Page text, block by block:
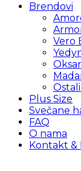
Brendovi
Vero
Plus Size
Svečane
FAQ
O nama
Kontakt &